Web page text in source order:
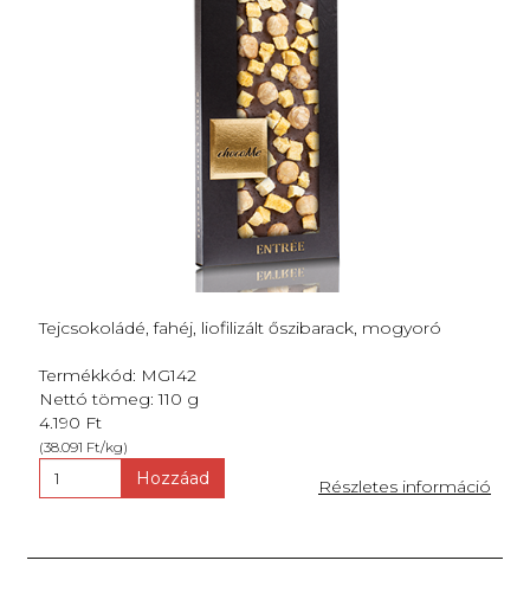
Tejcsokoládé, fahéj, liofilizált őszibarack, mogyoró
Termékkód: MG142
Nettó tömeg: 110 g
4.190 Ft
(38.091 Ft/kg)
Hozzáad Részletes információ